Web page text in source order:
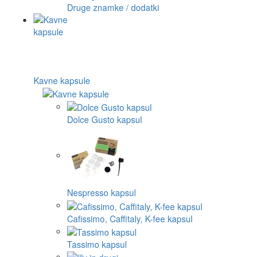
Druge znamke / dodatki
Kavne kapsule
Dolce Gusto kapsul
Nespresso kapsul
Cafissimo, Caffitaly, K-fee kapsul
Tassimo kapsul